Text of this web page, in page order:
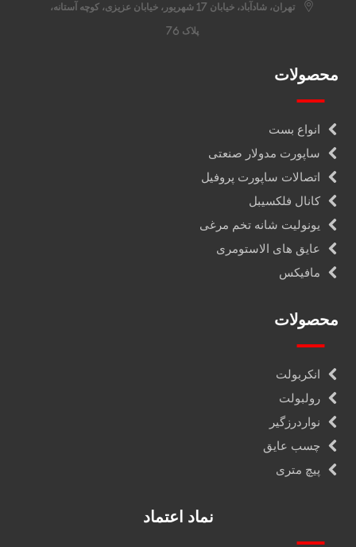
تهران، شادآباد، خیابان 17 شهریور، خیابان عزیزی، کوچه آستانه،
پلاک 76
محصولات
انواع بست
ساپورت مدولار صنعتی
اتصالات ساپورت پروفیل
کانال فلکسیبل
یونولیت شانه تخم مرغی
عایق های الاستومری
مافیکس
محصولات
انکربولت
رولبولت
نواردرزگیر
چسب عایق
پیچ متری
نماد اعتماد